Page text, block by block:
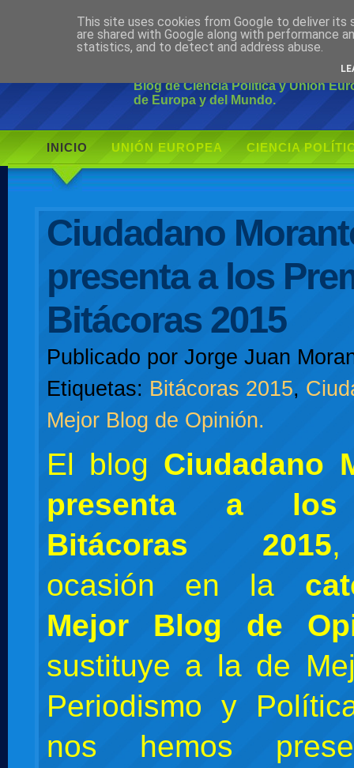
Ciudadano
Blog de Ciencia Política y Unión
de Europa y del Mundo.
INICIO UNIÓN EUROPEA CIENCIA
Ciudadano
presenta a los
Bitácoras 2015
Publicado por Jorge Juan
Etiquetas: Bitácoras 2015,
Mejor Blog de Opinión.
El blog Ciudadano
presenta a los
Bitácoras 2015,
ocasión en la
Mejor Blog de
sustituye a la de
Periodismo y
nos hemos
This site uses cookies from Google to deliver its
are shared with Google along with performance
statistics, and to detect and address abuse.